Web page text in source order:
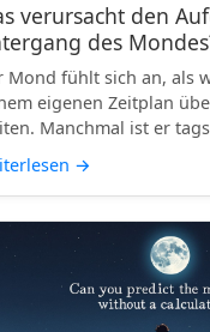
verursacht den
des
Mond fühlt sich an, als
eigenen Zeitplan
Manchmal ist er
→